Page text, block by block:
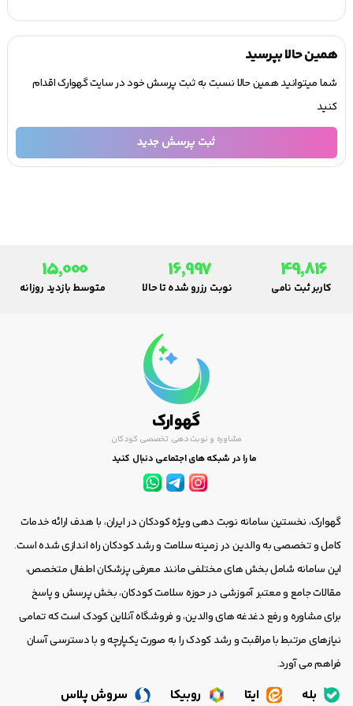
همین حالا بپرسید
شما میتوانید همین حالا نسبت به ثبت پرسش خود در سایت گهوارک اقدام
کنید
ثبت پرسش جدید
49,816
کاربر ثبت نامی
16,997
نوبت رزرو شده تا حالا
15,000
متوسط بازدید روزانه
گهوارک
مشاوره و نوبت دهی تخصصی کودکان
ما را در شبکه های اجتماعی دنبال کنید
گهوارک، نخستین سامانه نوبت دهی ویژه کودکان در ایران، با هدف ارائه خدمات
کامل و تخصصی به والدین در زمینه سلامت و رشد کودکان راه اندازی شده است.
این سامانه شامل بخش های مختلفی مانند معرفی پزشکان اطفال متخصص،
مقالات جامع و معتبر آموزشی در حوزه سلامت کودکان، بخش پرسش و پاسخ
برای مشاوره و رفع دغدغه های والدین، و فروشگاه آنلاین کودک است که تمامی
نیازهای مرتبط با مراقبت و رشد کودک را به صورت یکپارچه و با دسترسی آسان
فراهم می آورد.
بله ایتا روبیکا سروش پلاس